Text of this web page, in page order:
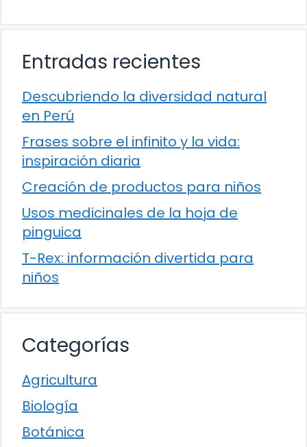
Entradas recientes
Descubriendo la diversidad natural
en Perú
Frases sobre el infinito y la vida:
inspiración diaria
Creación de productos para niños
Usos medicinales de la hoja de
pinguica
T-Rex: información divertida para
niños
Categorías
Agricultura
Biología
Botánica